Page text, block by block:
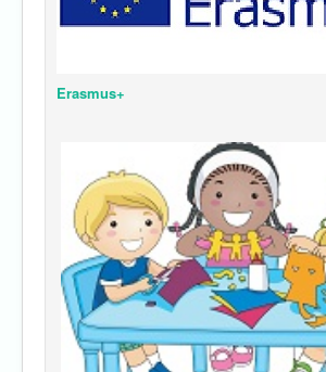
Erasmus+